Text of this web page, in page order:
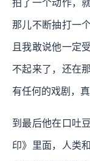
拍了一个动作，
那儿不断抽打一
且我敢说他一定
不起来了，还在
有任何的戏剧，
到最后他在口吐
印》里面，人类